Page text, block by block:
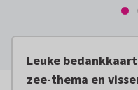
Leuke
zee-thema en